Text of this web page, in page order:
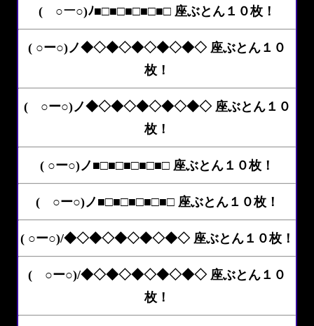
( ○ー○)ﾉ■□■□■□■□■□ 座ぶとん１０枚！
( ○ー○)ノ◆◇◆◇◆◇◆◇◆◇ 座ぶとん１０
枚！
( ○ー○)ノ◆◇◆◇◆◇◆◇◆◇ 座ぶとん１０
枚！
( ○ー○)ノ■□■□■□■□■□ 座ぶとん１０枚！
( ○ー○)ノ■□■□■□■□■□ 座ぶとん１０枚！
( ○ー○)/◆◇◆◇◆◇◆◇◆◇ 座ぶとん１０枚！
( ○ー○)/◆◇◆◇◆◇◆◇◆◇ 座ぶとん１０
枚！